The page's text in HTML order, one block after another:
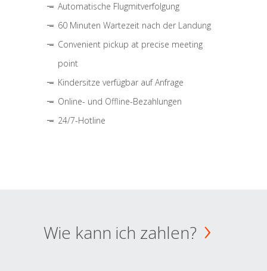
Automatische Flugmitverfolgung
60 Minuten Wartezeit nach der Landung
Convenient pickup at precise meeting
point
Kindersitze verfügbar auf Anfrage
Online- und Offline-Bezahlungen
24/7-Hotline
Wie kann ich zahlen?